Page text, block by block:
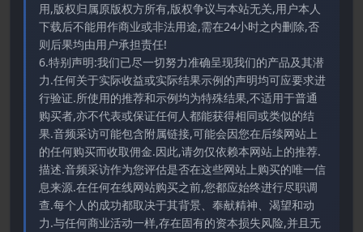
用,版权归属原版权方所有,版权争议与本站无关,用户本人
下载后不能用作商业或非法用途,需在24小时之内删除,否
则后果均由用户承担责任!
6.特别声明:我们已尽一切努力准确呈现我们的产品及其潜
力.任何关于实际收益或实际结果示例的声明均可应要求进
行验证.所使用的推荐和示例均为特殊结果,不适用于普通
购买者,亦不代表或保证任何人都能获得相同或类似的结
果.音频采访可能包含附属链接,可能会因您在后续网站上
的任何购买而收取佣金.因此,请勿仅依赖本网站上的推荐.
描述.音频采访作为您评估是否在这些网站上购买的唯一信
息来源.在任何在线网站购买之前,您都应始终进行尽职调
查.每个人的成功都取决于其背景、奉献精神、渴望和动
力.与任何商业活动一样,存在固有的资本损失风险,并且无